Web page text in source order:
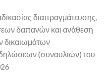
διαπραγμάτευσης,
δαπανών και ανάθεση
δικαιωμάτων
(συναυλιών) του